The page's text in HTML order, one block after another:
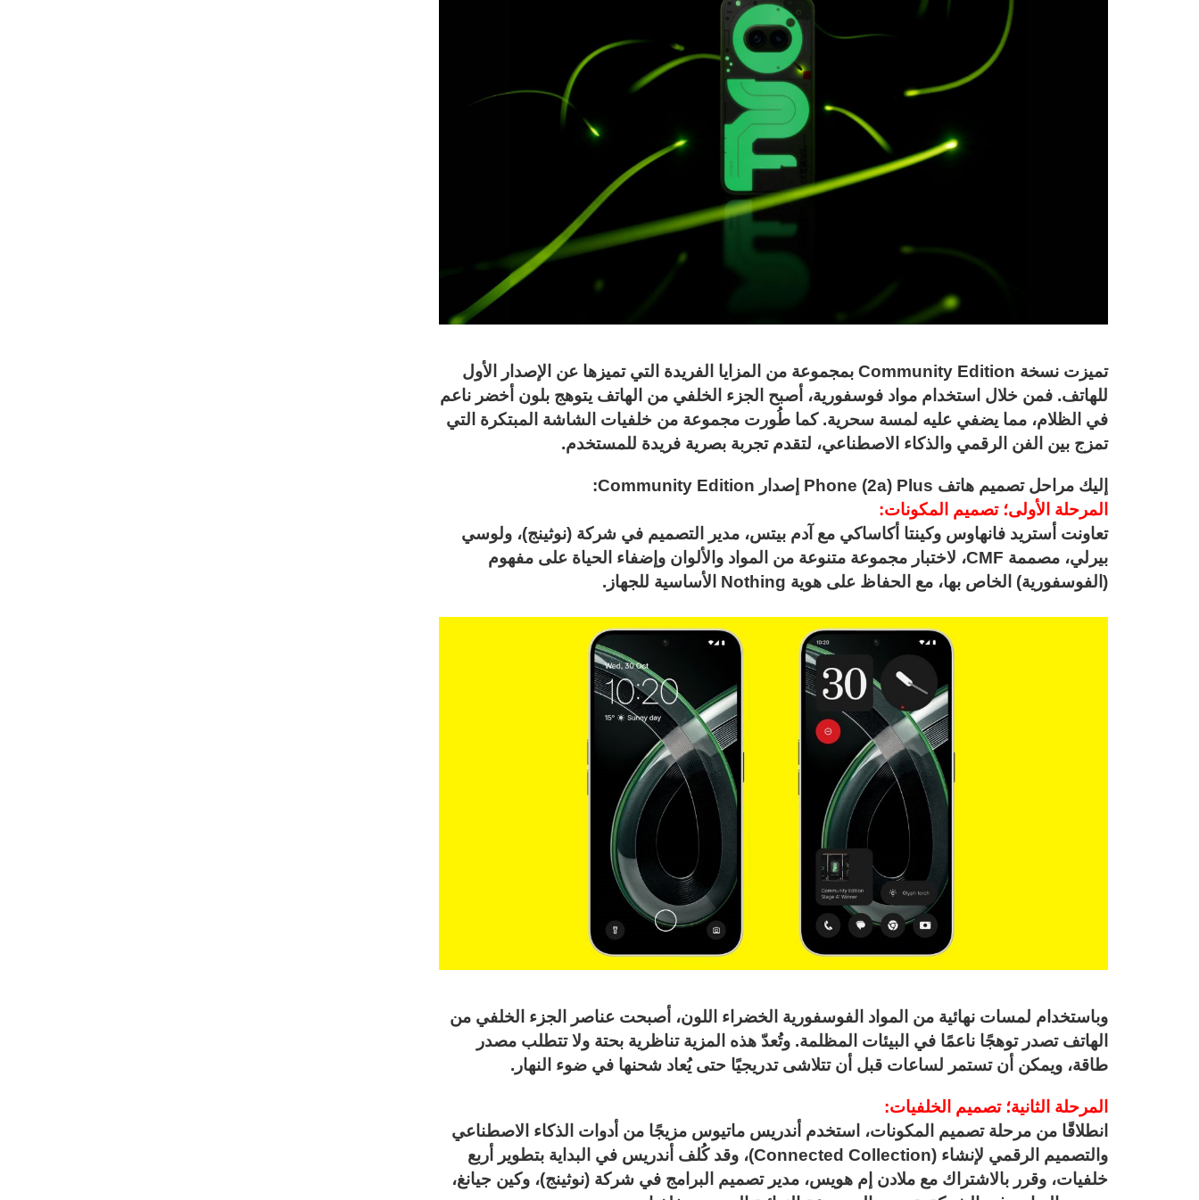
تميزت نسخة Community Edition بمجموعة من المزايا الفريدة التي تميزها عن الإصدار الأول
للهاتف. فمن خلال استخدام مواد فوسفورية، أصبح الجزء الخلفي من الهاتف يتوهج بلون أخضر ناعم
في الظلام، مما يضفي عليه لمسة سحرية. كما طُورت مجموعة من خلفيات الشاشة المبتكرة التي
تمزج بين الفن الرقمي والذكاء الاصطناعي، لتقدم تجربة بصرية فريدة للمستخدم.
إليك مراحل تصميم هاتف Phone (2a) Plus إصدار Community Edition:
المرحلة الأولى؛ تصميم المكونات:
تعاونت أستريد فانهاوس وكينتا أكاساكي مع آدم بيتس، مدير التصميم في شركة (نوثينج)، ولوسي
بيرلي، مصممة CMF، لاختبار مجموعة متنوعة من المواد والألوان وإضفاء الحياة على مفهوم
(الفوسفورية) الخاص بها، مع الحفاظ على هوية Nothing الأساسية للجهاز.
وباستخدام لمسات نهائية من المواد الفوسفورية الخضراء اللون، أصبحت عناصر الجزء الخلفي من
الهاتف تصدر توهجًا ناعمًا في البيئات المظلمة. وتُعدّ هذه المزية تناظرية بحتة ولا تتطلب مصدر
طاقة، ويمكن أن تستمر لساعات قبل أن تتلاشى تدريجيًا حتى يُعاد شحنها في ضوء النهار.
المرحلة الثانية؛ تصميم الخلفيات:
انطلاقًا من مرحلة تصميم المكونات، استخدم أندريس ماتيوس مزيجًا من أدوات الذكاء الاصطناعي
والتصميم الرقمي لإنشاء (Connected Collection)، وقد كُلف أندريس في البداية بتطوير أربع
خلفيات، وقرر بالاشتراك مع ملادن إم هويس، مدير تصميم البرامج في شركة (نوثينج)، وكين جيانغ،